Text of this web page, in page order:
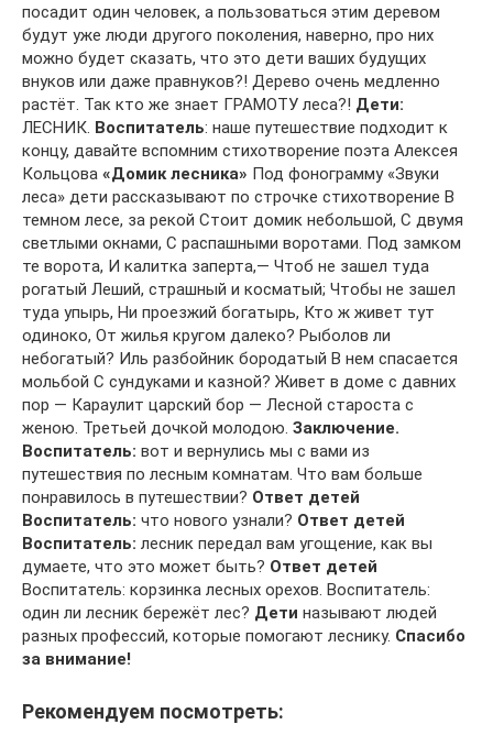
посадит один человек, а пользоваться этим деревом
будут уже люди другого поколения, наверно, про них
можно будет сказать, что это дети ваших будущих
внуков или даже правнуков?! Дерево очень медленно
растёт. Так кто же знает ГРАМОТУ леса?! Дети:
ЛЕСНИК. Воспитатель: наше путешествие подходит к
концу, давайте вспомним стихотворение поэта Алексея
Кольцова «Домик лесника» Под фонограмму «Звуки
леса» дети рассказывают по строчке стихотворение В
темном лесе, за рекой Стоит домик небольшой, С двумя
светлыми окнами, С распашными воротами. Под замком
те ворота, И калитка заперта,— Чтоб не зашел туда
рогатый Леший, страшный и косматый; Чтобы не зашел
туда упырь, Ни проезжий богатырь, Кто ж живет тут
одиноко, От жилья кругом далеко? Рыболов ли
небогатый? Иль разбойник бородатый В нем спасается
мольбой С сундуками и казной? Живет в доме с давних
пор — Караулит царский бор — Лесной староста с
женою. Третьей дочкой молодою. Заключение.
Воспитатель: вот и вернулись мы с вами из
путешествия по лесным комнатам. Что вам больше
понравилось в путешествии? Ответ детей
Воспитатель: что нового узнали? Ответ детей
Воспитатель: лесник передал вам угощение, как вы
думаете, что это может быть? Ответ детей
Воспитатель: корзинка лесных орехов. Воспитатель:
один ли лесник бережёт лес? Дети называют людей
разных профессий, которые помогают леснику. Спасибо
за внимание!
Рекомендуем посмотреть: